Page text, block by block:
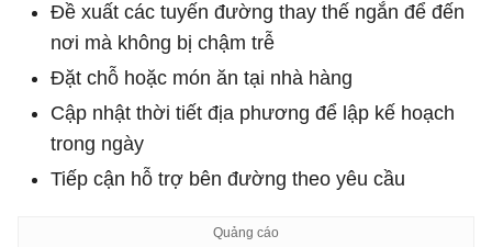
Đề xuất các tuyến đường thay thế ngắn để đến
nơi mà không bị chậm trễ
Đặt chỗ hoặc món ăn tại nhà hàng
Cập nhật thời tiết địa phương để lập kế hoạch
trong ngày
Tiếp cận hỗ trợ bên đường theo yêu cầu